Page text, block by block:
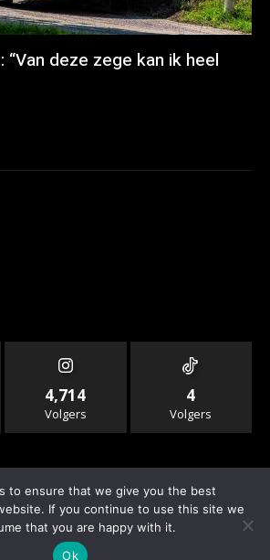
“Van deze zege kan ik heel
4,714
Volgers
4
Volgers
to ensure that we give you the best
If you continue to use this site we
that you are happy with it.
Ok